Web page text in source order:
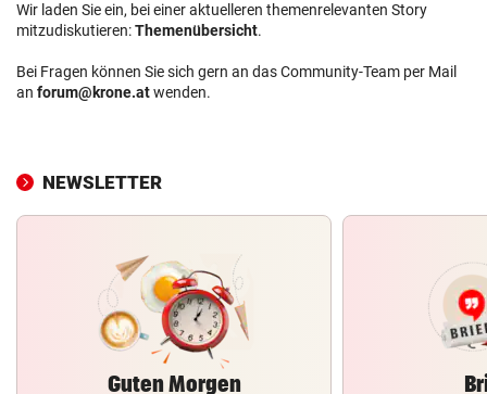
Wir laden Sie ein, bei einer aktuelleren themenrelevanten Story
mitzudiskutieren:Themenübersicht.
Bei Fragen können Sie sich gern an das Community-Team per Mail
an forum@krone.atwenden.
NEWSLETTER
Guten Morgen